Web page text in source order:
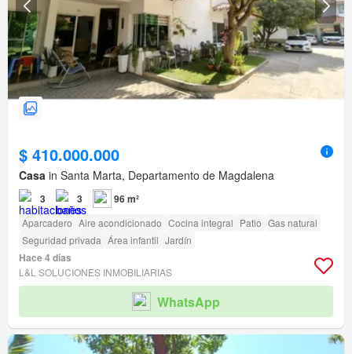
$ 410.000.000
Casa in Santa Marta, Departamento de Magdalena
3 3 96 m²
Aparcadero Aire acondicionado Cocina integral Patio Gas natural
Seguridad privada Área infantil Jardín
Hace 4 días
L&L SOLUCIONES INMOBILIARIAS
WhatsApp